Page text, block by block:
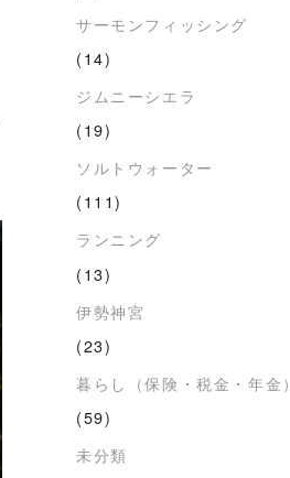
サーモンフィッシング
(14)
ジムニーシエラ
(19)
ソルトウォーター
(111)
ランニング
(13)
伊勢神宮
(23)
暮らし（保険・税金・年金）
(59)
未分類